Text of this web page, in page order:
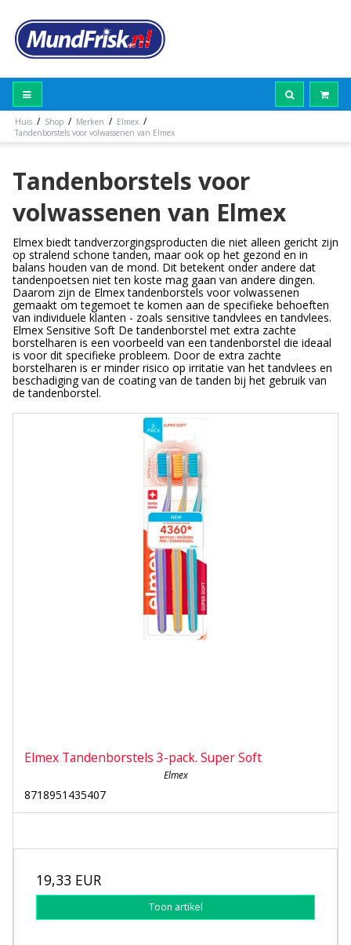
Huis / Shop / Merken / Elmex /
Tandenborstels voor volwassenen van Elmex
Tandenborstels voor
volwassenen van Elmex
Elmex biedt tandverzorgingsproducten die niet alleen gericht zijn
op stralend schone tanden, maar ook op het gezond en in
balans houden van de mond. Dit betekent onder andere dat
tandenpoetsen niet ten koste mag gaan van andere dingen.
Daarom zijn de Elmex tandenborstels voor volwassenen
gemaakt om tegemoet te komen aan de specifieke behoeften
van individuele klanten - zoals sensitive tandvlees en tandvlees.
Elmex Sensitive Soft De tandenborstel met extra zachte
borstelharen is een voorbeeld van een tandenborstel die ideaal
is voor dit specifieke probleem. Door de extra zachte
borstelharen is er minder risico op irritatie van het tandvlees en
beschadiging van de coating van de tanden bij het gebruik van
de tandenborstel.
Elmex Tandenborstels 3-pack. Super Soft
Elmex
8718951435407
19,33 EUR
Toon artikel